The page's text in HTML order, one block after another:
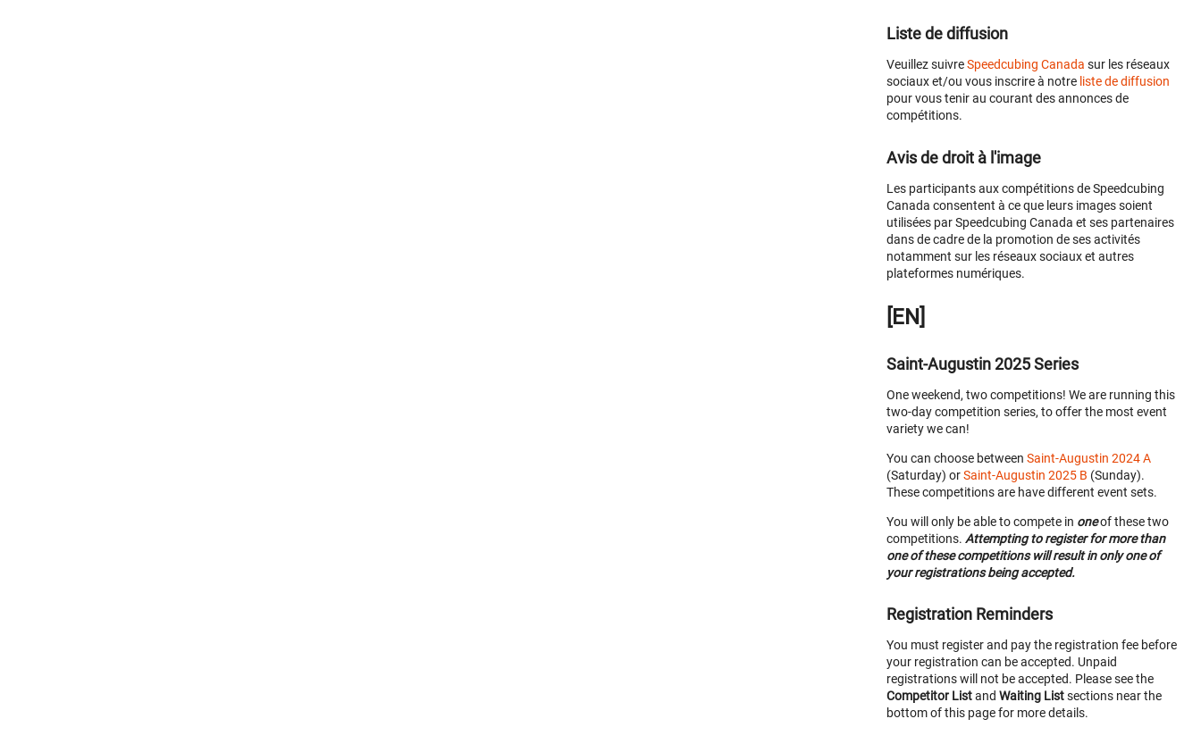
Liste de diffusion
Veuillez suivreSpeedcubing Canada sur les réseaux
sociaux et/ou vous inscrire à notre liste de diffusion
pour vous tenir au courant des annonces de
compétitions.
Avis de droit à l'image
Les participants aux compétitions de Speedcubing
Canada consentent à ce que leurs images soient
utilisées par Speedcubing Canada et ses partenaires
dans de cadre de la promotion de ses activités
notamment sur les réseaux sociaux et autres
plateformes numériques.
[EN]
Saint-Augustin 2025 Series
One weekend, two competitions! We are running this
two-day competition series, to offer the most event
variety we can!
You can choose between Saint-Augustin 2024 A
(Saturday) orSaint-Augustin 2025 B (Sunday).
These competitions are have different event sets.
You will only be able to compete in oneof these two
competitions. Attempting to register for more than
one of these competitions will result in only one of
your registrations being accepted.
Registration Reminders
You must register and pay the registration fee before
your registration can be accepted. Unpaid
registrations will not be accepted. Please see the
Competitor Listand Waiting Listsections near the
bottom of this page for more details.